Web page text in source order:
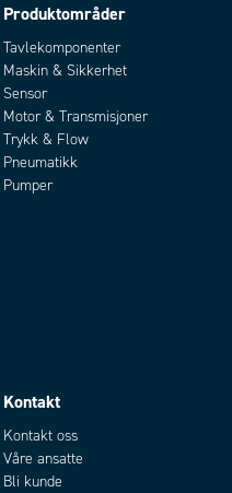
Produktområder
Tavlekomponenter
Maskin & Sikkerhet
Sensor
Motor & Transmisjoner
Trykk & Flow
Pneumatikk
Pumper
Kontakt
Kontakt oss
Våre ansatte
Bli kunde